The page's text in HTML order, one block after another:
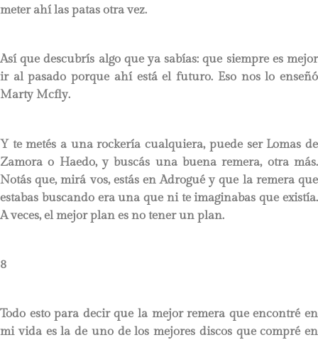
meter ahí las patas otra vez.
Así que descubrís algo que ya sabías: que siempre es mejor
ir al pasado porque ahí está el futuro. Eso nos lo enseñó
Marty Mcfly.
Y te metés a una rockería cualquiera, puede ser Lomas de
Zamora o Haedo, y buscás una buena remera, otra más.
Notás que, mirá vos, estás en Adrogué y que la remera que
estabas buscando era una que ni te imaginabas que existía.
A veces, el mejor plan es no tener un plan.
8
Todo esto para decir que la mejor remera que encontré en
mi vida es la de uno de los mejores discos que compré en